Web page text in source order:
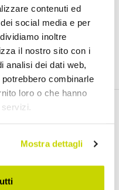
contenuti ed
social media e per
inoltre
il nostro sito con i
analisi dei dati web,
combinarle
loro o che hanno
Mostra dettagli
Tage die Woche
mit 21
aktiv sind.